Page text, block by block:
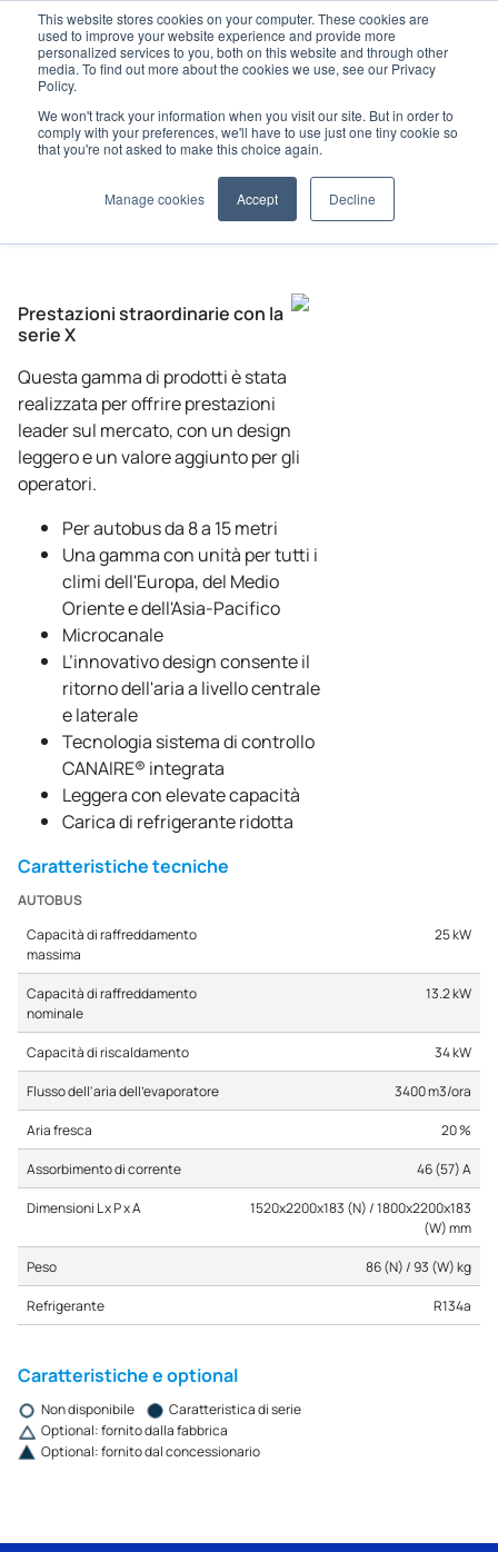
This website stores cookies on your computer. These cookies are
used to improve your website experience and provide more
personalized services to you, both on this website and through other
media. To find out more about the cookies we use, see our Privacy
Policy.
We won't track your information when you visit our site. But in order to
comply with your preferences, we'll have to use just one tiny cookie so
that you're not asked to make this choice again.
Manage cookies Accept Decline
Home Prodotti HVAC per Autobus
Serie X
X-500
Prestazioni straordinarie con la
serie X
Questa gamma di prodotti è stata
realizzata per offrire prestazioni
leader sul mercato, con un design
leggero e un valore aggiunto per gli
operatori.
Per autobus da 8 a 15 metri
Una gamma con unità per tutti i
climi dell'Europa, del Medio
Oriente e dell'Asia-Pacifico
Microcanale
L’innovativo design consente il
ritorno dell'aria a livello centrale
e laterale
Tecnologia sistema di controllo
CANAIRE® integrata
Leggera con elevate capacità
Carica di refrigerante ridotta
Caratteristiche tecniche
AUTOBUS
Capacità di raffreddamento
massima
25 kW
Capacità di raffreddamento
nominale
13.2 kW
Capacità di riscaldamento 34 kW
Flusso dell'aria dell'evaporatore 3400 m3/ora
Aria fresca 20 %
Assorbimento di corrente 46 (57) A
Dimensioni L x P x A
1520x2200x183 (N) / 1800x2200x183
(W) mm
Peso 86 (N) / 93 (W) kg
Refrigerante R134a
Caratteristiche e optional
Non disponibile
Caratteristica di serie
Optional: fornito dalla fabbrica
Optional: fornito dal concessionario